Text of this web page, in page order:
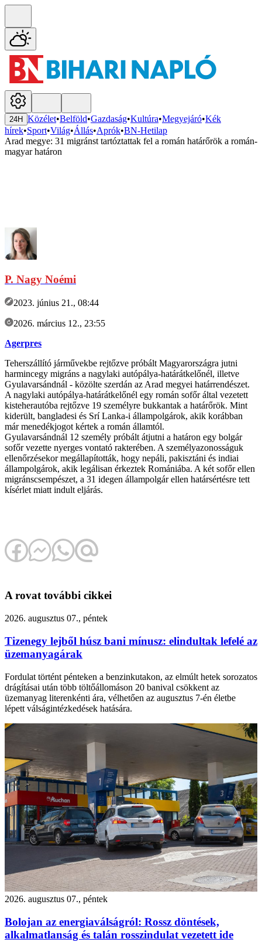
24H Közélet•Belföld•Gazdaság•Kultúra•Megyejáró•Kék
hírek•Sport•Világ•Állás•Aprók•BN-Hetilap
Arad megye: 31 migránst tartóztattak fel a román határőrök a román-
magyar határon
P. Nagy Noémi
2023. június 21., 08:44
2026. március 12., 23:55
Agerpres
Teherszállító járművekbe rejtőzve próbált Magyarországra jutni
harmincegy migráns a nagylaki autópálya-határátkelőnél, illetve
Gyulavarsándnál - közölte szerdán az Arad megyei határrendészet.
A nagylaki autópálya-határátkelőnél egy román sofőr által vezetett
kisteherautóba rejtőzve 19 személyre bukkantak a határőrök. Mint
kiderült, bangladesi és Srí Lanka-i állampolgárok, akik korábban
már menedékjogot kértek a román államtól.
Gyulavarsándnál 12 személy próbált átjutni a határon egy bolgár
sofőr vezette nyerges vontató rakterében. A személyazonosságuk
ellenőrzésekor megállapították, hogy nepáli, pakisztáni és indiai
állampolgárok, akik legálisan érkeztek Romániába. A két sofőr ellen
migránscsempészet, a 31 idegen állampolgár ellen határsértésre tett
kísérlet miatt indult eljárás.
A rovat további cikkei
2026. augusztus 07., péntek
Tizenegy lejből húsz bani mínusz: elindultak lefelé az
üzemanyagárak
Fordulat történt pénteken a benzinkutakon, az elmúlt hetek sorozatos
drágításai után több töltőállomáson 20 banival csökkent az
üzemanyag literenkénti ára, vélhetően az augusztus 7-én életbe
lépett válságintézkedések hatására.
2026. augusztus 07., péntek
Bolojan az energiaválságról: Rossz döntések,
alkalmatlanság és talán rosszindulat vezetett ide